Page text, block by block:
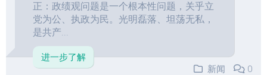
正：政绩观问题是一个根本性问题，关乎立
党为公、执政为民。光明磊落、坦荡无私，
是共产...
进一步了解
新闻
0